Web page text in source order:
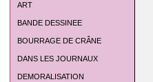
ART
BANDE DESSINEE
BOURRAGE DE CRÂNE
DANS LES JOURNAUX
DEMORALISATION